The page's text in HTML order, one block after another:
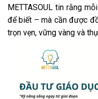
METTASOUL tin rằng
để biết – mà cần được
trọn vẹn, vững vàng và